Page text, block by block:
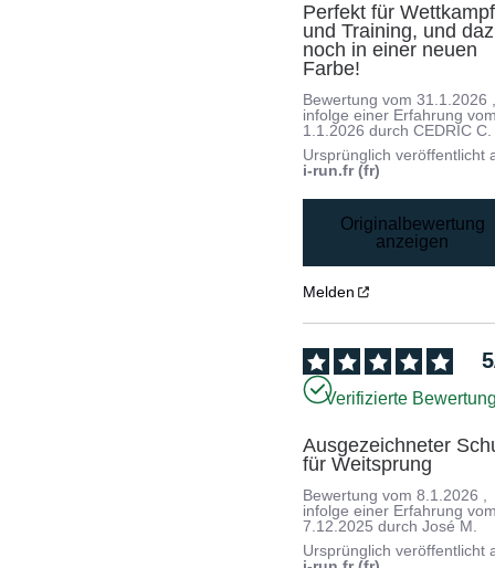
Perfekt für Wettkampf
und Training, und
noch in einer neuen
Farbe!
Bewertung vom31.1.2026
infolge einer Erfahrung
1.1.2026 durchCEDRIC C.
Ursprünglich veröffentlicht
i-run.fr (fr)
Originalbewertung
anzeigen
Melden
5
Verifizierte
Ausgezeichneter
für Weitsprung
Bewertung vom8.1.2026 ,
infolge einer Erfahrung
7.12.2025 durchJosé M.
Ursprünglich veröffentlicht